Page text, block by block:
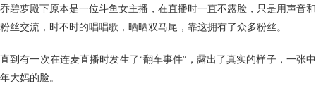
乔碧萝殿下原本是一位斗鱼女主播，在直播时一直不露脸，只是用声音和
粉丝交流，时不时的唱唱歌，晒晒双马尾，靠这拥有了众多粉丝。
直到有一次在连麦直播时发生了“翻车事件”，露出了真实的样子，一张中
年大妈的脸。